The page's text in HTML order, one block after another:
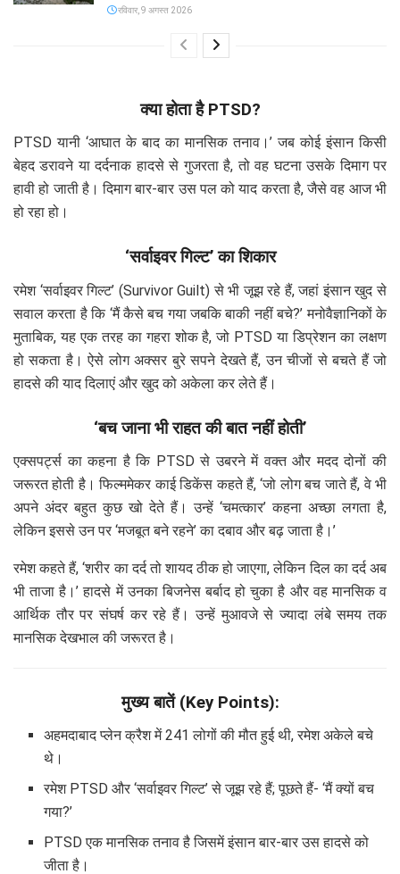
रविवार, 9 अगस्त 2026
क्या होता है PTSD?
PTSD यानी ‘आघात के बाद का मानसिक तनाव।’ जब कोई इंसान किसी
बेहद डरावने या दर्दनाक हादसे से गुजरता है, तो वह घटना उसके दिमाग पर
हावी हो जाती है। दिमाग बार-बार उस पल को याद करता है, जैसे वह आज भी
हो रहा हो।
‘सर्वाइवर गिल्ट’ का शिकार
रमेश ‘सर्वाइवर गिल्ट’ (Survivor Guilt) से भी जूझ रहे हैं, जहां इंसान खुद से
सवाल करता है कि ‘मैं कैसे बच गया जबकि बाकी नहीं बचे?’ मनोवैज्ञानिकों के
मुताबिक, यह एक तरह का गहरा शोक है, जो PTSD या डिप्रेशन का लक्षण
हो सकता है। ऐसे लोग अक्सर बुरे सपने देखते हैं, उन चीजों से बचते हैं जो
हादसे की याद दिलाएं और खुद को अकेला कर लेते हैं।
‘बच जाना भी राहत की बात नहीं होती’
एक्सपर्ट्स का कहना है कि PTSD से उबरने में वक्त और मदद दोनों की
जरूरत होती है। फिल्ममेकर काई डिकेंस कहते हैं, ‘जो लोग बच जाते हैं, वे भी
अपने अंदर बहुत कुछ खो देते हैं। उन्हें ‘चमत्कार’ कहना अच्छा लगता है,
लेकिन इससे उन पर ‘मजबूत बने रहने’ का दबाव और बढ़ जाता है।’
रमेश कहते हैं, ‘शरीर का दर्द तो शायद ठीक हो जाएगा, लेकिन दिल का दर्द अब
भी ताजा है।’ हादसे में उनका बिजनेस बर्बाद हो चुका है और वह मानसिक व
आर्थिक तौर पर संघर्ष कर रहे हैं। उन्हें मुआवजे से ज्यादा लंबे समय तक
मानसिक देखभाल की जरूरत है।
मुख्य बातें (Key Points):
अहमदाबाद प्लेन क्रैश में 241 लोगों की मौत हुई थी, रमेश अकेले बचे
थे।
रमेश PTSD और ‘सर्वाइवर गिल्ट’ से जूझ रहे हैं; पूछते हैं- ‘मैं क्यों बच
गया?’
PTSD एक मानसिक तनाव है जिसमें इंसान बार-बार उस हादसे को
जीता है।